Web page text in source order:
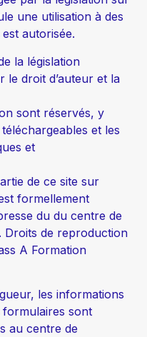
une utilisation à des
autorisée.
la législation
le droit d’auteur et la
sont réservés, y
et les
et
de ce site sur
formellement
du du centre de
Droits de reproduction
A Formation
les informations
formulaires sont
au centre de